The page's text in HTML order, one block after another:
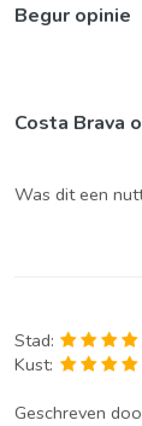
Begur opinie
Costa Brava
Was dit een
Stad:
Kust:
Geschreven